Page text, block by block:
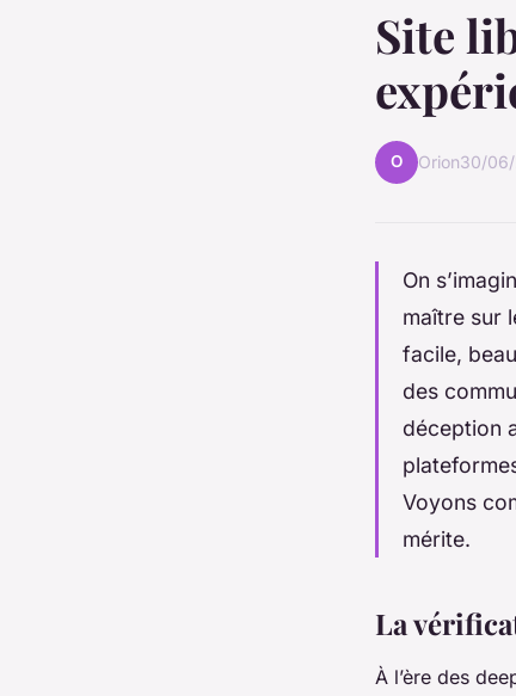
Site
O Orion30/
On
maître sur
facile,
des
déception
Voyons
mérite.
La
À l’ère des